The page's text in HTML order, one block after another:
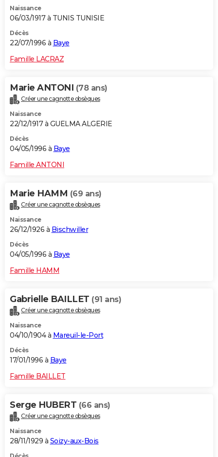
Naissance
06/03/1917 à TUNIS TUNISIE
Décès
22/07/1996 à Baye
Famille LACRAZ
Marie ANTONI (78 ans)
Créer une cagnotte obsèques
Naissance
22/12/1917 à GUELMA ALGERIE
Décès
04/05/1996 à Baye
Famille ANTONI
Marie HAMM (69 ans)
Créer une cagnotte obsèques
Naissance
26/12/1926 à Bischwiller
Décès
04/05/1996 à Baye
Famille HAMM
Gabrielle BAILLET (91 ans)
Créer une cagnotte obsèques
Naissance
04/10/1904 à Mareuil-le-Port
Décès
17/01/1996 à Baye
Famille BAILLET
Serge HUBERT (66 ans)
Créer une cagnotte obsèques
Naissance
28/11/1929 à Soizy-aux-Bois
Décès